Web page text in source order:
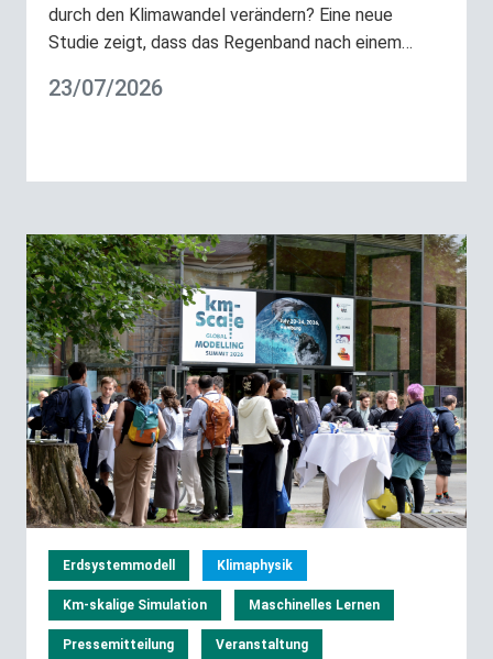
durch den Klimawandel verändern? Eine neue
Studie zeigt, dass das Regenband nach einem…
23/07/2026
Erdsystemmodell Klimaphysik
Km-skalige Simulation Maschinelles Lernen
Pressemitteilung Veranstaltung